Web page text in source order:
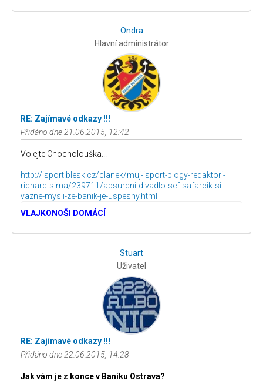
Ondra
Hlavní administrátor
RE: Zajímavé odkazy !!!
Přidáno dne 21.06.2015, 12:42
Volejte Chocholouška...
http://isport.blesk.cz/clanek/muj-isport-blogy-redaktori-
richard-sima/239711/absurdni-divadlo-sef-safarcik-si-
vazne-mysli-ze-banik-je-uspesny.html
VLAJKONOŠI DOMÁCÍ
Stuart
Uživatel
RE: Zajímavé odkazy !!!
Přidáno dne 22.06.2015, 14:28
Jak vám je z konce v Baníku Ostrava?